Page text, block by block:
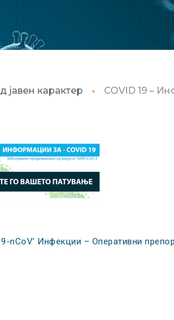
карактер COVID 19 –
nCoV’ Инфекции – Оперативни